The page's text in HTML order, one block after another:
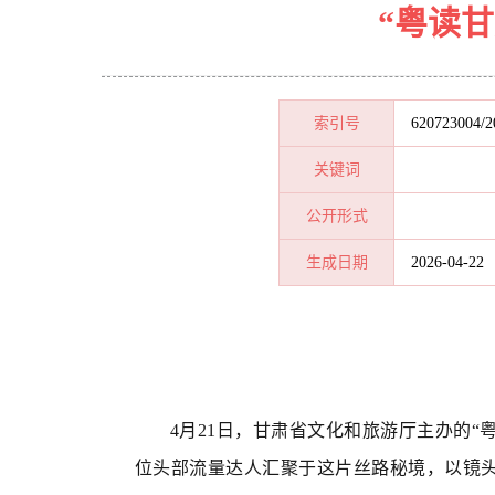
“粤读
索引号 620723004/
关键词
公开形式
生成日期 2026-04-22
4月21日，甘肃省文化和旅游厅主办的“
位头部流量达人汇聚于这片丝路秘境，以镜